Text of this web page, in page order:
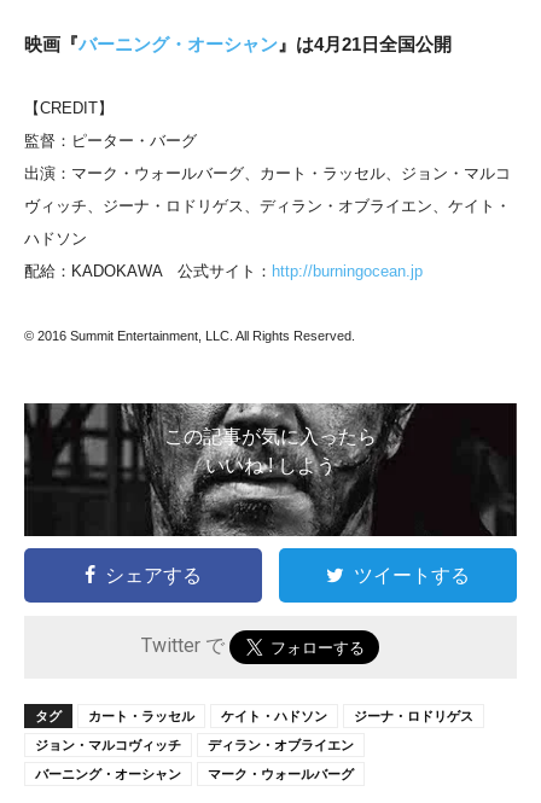
映画『バーニング・オーシャン 』は4月21日全国公開
【CREDIT】
監督：ピーター・バーグ
出演：マーク・ウォールバーグ、カート・ラッセル、ジョン・マルコ
ヴィッチ、ジーナ・ロドリゲス、ディラン・オブライエン、ケイト・
ハドソン
配給：KADOKAWA 公式サイト： http://burningocean.jp
© 2016 Summit Entertainment, LLC. All Rights Reserved.
この記事が気に入ったら
いいね ! しよう
シェアする ツイートする
Twitter で
タグ カート・ラッセル ケイト・ハドソン
ジーナ・ロドリゲス
ジョン・マルコヴィッチ
ディラン・オブライエン
バーニング・オーシャン
マーク・ウォールバーグ